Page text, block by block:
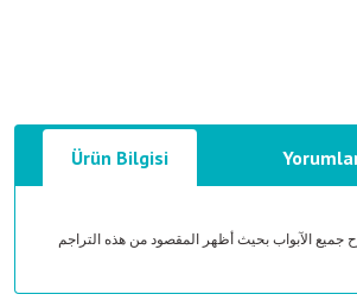
Ürün Bilgisi
جميع الآبواب بحيث أظهر المقصود من هذه التراجم